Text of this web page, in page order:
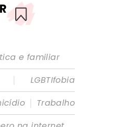
e familiar
|
LGBTIfobia
| Trabalho